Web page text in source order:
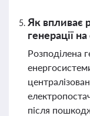
Як впливає
генерації
Розподілена
після